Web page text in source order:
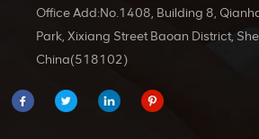
Office Add:No.1408, Building 8,
Park, Xixiang Street Baoan District,
China(518102)